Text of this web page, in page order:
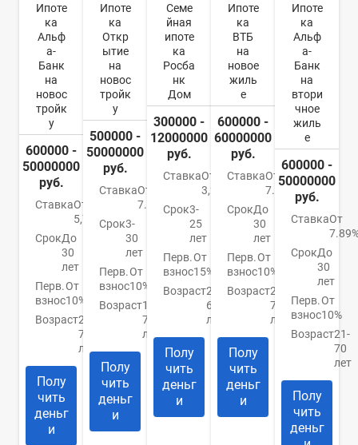
Ипоте
ка
Альф
а-
Банк
на
новос
тройк
у
600000 -
50000000
руб.
СтавкаОт
5,79%
СрокДо
30
лет
Перв.
взнос
От
10%
Возраст21-
70
лет
Полу
чить
деньг
и
Ипоте
ка
Откр
ытие
на
новос
тройк
у
500000 -
50000000
руб.
СтавкаОт
7.5%
Срок3-
30
лет
Перв.
взнос
От
10%
Возраст18-
70
лет
Полу
чить
деньг
и
Семе
йная
ипоте
ка
Росба
нк
Дом
300000 -
12000000
руб.
СтавкаОт
3,2%
Срок3-
25
лет
Перв.
взнос
От
15%
Возраст21-
65
лет
Полу
чить
деньг
и
Ипоте
ка
ВТБ
на
новое
жиль
е
600000 -
60000000
руб.
СтавкаОт
7.4%
СрокДо
30
лет
Перв.
взнос
От
10%
Возраст21-
75
лет
Полу
чить
деньг
и
Ипоте
ка
Альф
а-
Банк
на
втори
чное
жиль
е
600000 -
50000000
руб.
СтавкаОт
СрокДо
30
лет
Перв.
взнос
От
10%
Возраст21-
70
лет
Полу
чить
деньг